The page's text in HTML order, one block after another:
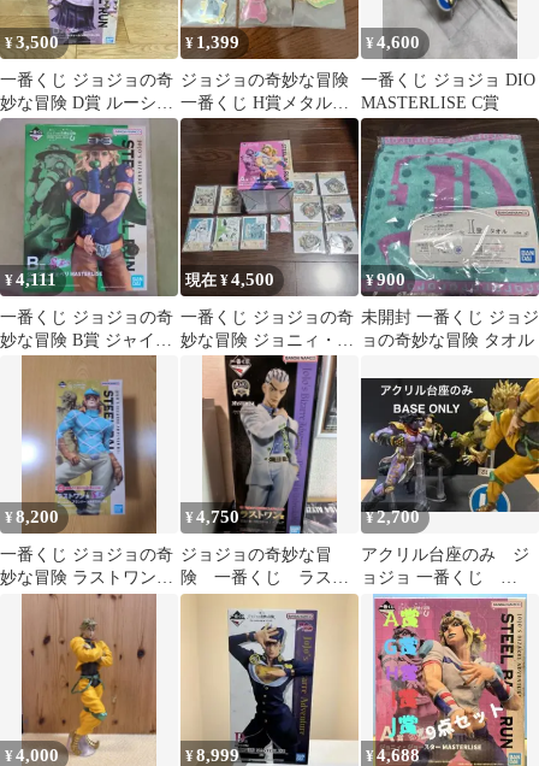
¥3,500
一番くじ ジョジョの奇
妙な冒険 D賞 ルーシ
ー・スティール
¥ 1,399
ジョジョの奇妙な冒険
一番くじ H賞メタルチ
ャー6点コンプセット
¥4,600
一番くじ ジョジョ DIO
MASTERLISE C賞
¥4,111
一番くじ ジョジョの奇
妙な冒険 B賞 ジャイ
カー5点セット
現在 ¥4,500
一番くじ ジョジョの奇
妙な冒険 ジョニィ・ジ
ョースター フィギュア
¥900
未開封 一番くじ ジョジ
ョの奇妙な冒険 タオル
¥8,200
一番くじ ジョジョの奇
妙な冒険 ラストワン賞
ディエゴ・ブランドー
¥4,750
ジョジョの奇妙な冒
険 一番くじ ラスト
ワン賞 吉良吉影(川尻
浩作ver.)
¥2,700
アクリル台座のみ ジ
ョジョ 一番くじ
ABCD賞 ジョジョの奇
妙な冒険
¥4,000 ¥8,999 ¥4,688